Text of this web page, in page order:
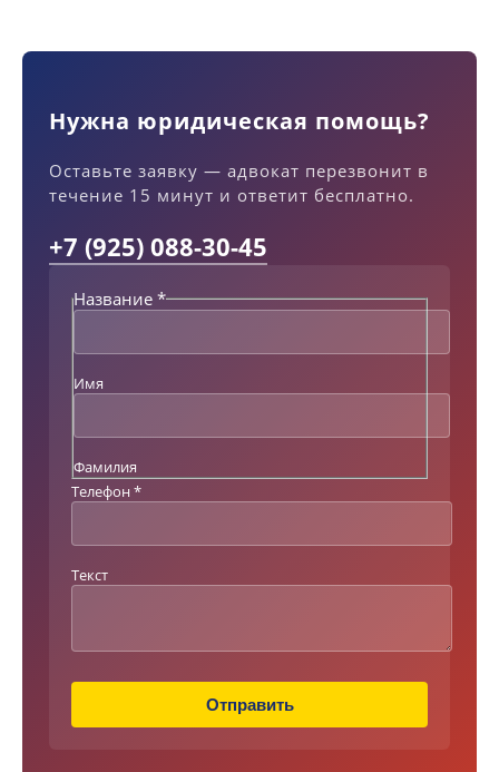
Нужна юридическая помощь?
Оставьте заявку — адвокат перезвонит в
течение 15 минут и ответит бесплатно.
+7 (925) 088-30-45
Название *
Имя
Фамилия
Телефон *
Т
Т
л
Текст
Отправить